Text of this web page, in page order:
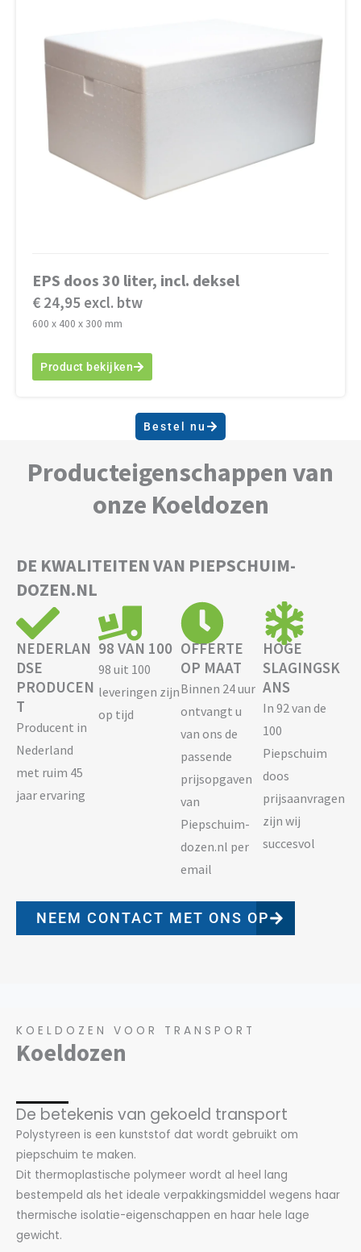
EPS doos 30 liter, incl. deksel
€ 24,95 excl. btw
600 x 400 x 300 mm
Product bekijken
Bestel nu
Producteigenschappen van
onze Koeldozen
DE KWALITEITEN VAN PIEPSCHUIM-
DOZEN.NL
NEDERLAN
DSE
PRODUCEN
T
Producent in
Nederland
met ruim 45
jaar ervaring
98 VAN 100
98 uit 100
leveringen zijn
op tijd
OFFERTE
OP MAAT
Binnen 24 uur
ontvangt u
van ons de
passende
prijsopgaven
van
Piepschuim-
dozen.nl per
email
HOGE
SLAGINGSK
ANS
In 92 van de
100
Piepschuim
doos
prijsaanvragen
zijn wij
succesvol
NEEM CONTACT MET ONS OP
KOELDOZEN VOOR TRANSPORT
Koeldozen
De betekenis van gekoeld transport
Polystyreen is een kunststof dat wordt gebruikt om
piepschuim te maken.
Dit thermoplastische polymeer wordt al heel lang
bestempeld als het ideale verpakkingsmiddel wegens haar
thermische isolatie-eigenschappen en haar hele lage
gewicht.